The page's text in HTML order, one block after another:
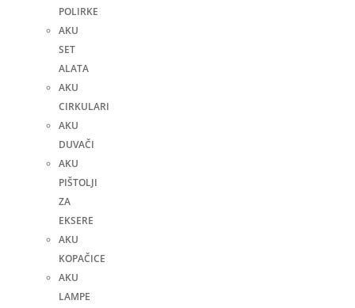
POLIRKE
AKU
SET
ALATA
AKU
CIRKULARI
AKU
DUVAČI
AKU
PIŠTOLJI
ZA
EKSERE
AKU
KOPAČICE
AKU
LAMPE